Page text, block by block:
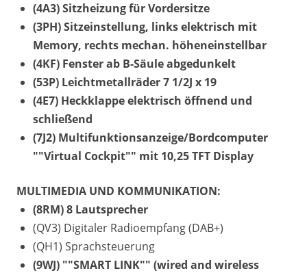
(4A3) Sitzheizung für Vordersitze
(3PH) Sitzeinstellung, links elektrisch mit
Memory, rechts mechan. höheneinstellbar
(4KF) Fenster ab B-Säule abgedunkelt
(53P) Leichtmetallräder 7 1/2J x 19
(4E7) Heckklappe elektrisch öffnend und
schließend
(7J2) Multifunktionsanzeige/Bordcomputer
""Virtual Cockpit"" mit 10,25 TFT Display
MULTIMEDIA UND KOMMUNIKATION:
(8RM) 8 Lautsprecher
(QV3) Digitaler Radioempfang (DAB+)
(QH1) Sprachsteuerung
(9WJ) ""SMART LINK"" (wired and wireless